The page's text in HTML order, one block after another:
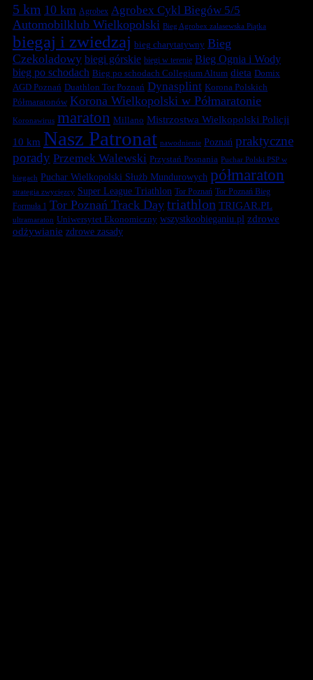
5 km 10 km Agrobex Agrobex Cykl Biegów 5/5
Automobilklub Wielkopolski Bieg Agrobex zalasewska Piątka
biegaj i zwiedzaj bieg charytatywny Bieg
Czekoladowy biegi górskie biegi w terenie Bieg Ognia i Wody
bieg po schodach Bieg po schodach Collegium Altum dieta Domix
AGD Poznań Duathlon Tor Poznań Dynasplint Korona Polskich
Półmaratonów Korona Wielkopolski w Półmaratonie
Koronawirus maraton Millano Mistrzostwa Wielkopolski Policji
10 km Nasz Patronat nawodnienie Poznań praktyczne
porady Przemek Walewski Przystań Posnania Puchar Polski PSP w
biegach Puchar Wielkopolski Służb Mundurowych półmaraton
strategia zwycięzcy Super League Triathlon Tor Poznań Tor Poznań Bieg
Formuła 1 Tor Poznań Track Day triathlon TRIGAR.PL
ultramaraton Uniwersytet Ekonomiczny wszystkoobieganiu.pl zdrowe
odżywianie zdrowe zasady